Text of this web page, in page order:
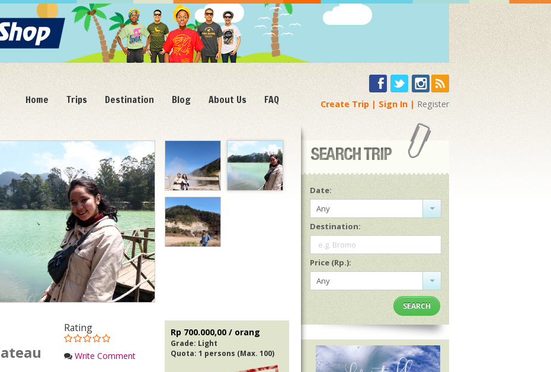
Home Trips Destination Blog About Us FAQ Create Trip Sign In Register
Rating
Write Comment
Rp 700.000,00 / orang
Grade: Light
Quota: 1 persons (Max. 100)
Date:
Any
Destination:
e.g. Bromo
Price (Rp.):
Any
SEARCH